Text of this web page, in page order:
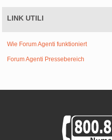
LINK UTILI
Wie Forum Agenti funktioniert
Forum Agenti Pressebereich